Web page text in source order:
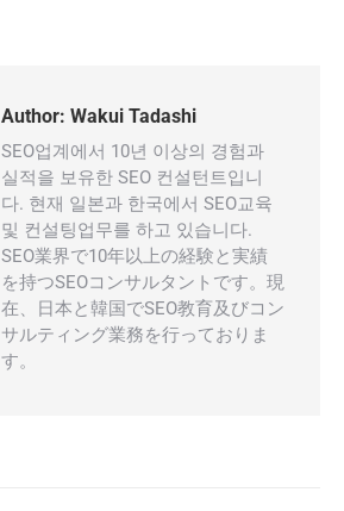
Author: Wakui Tadashi
SEO업계에서 10년 이상의 경험과
실적을 보유한 SEO 컨설턴트입니
다. 현재 일본과 한국에서 SEO교육
및 컨설팅업무를 하고 있습니다.
SEO業界で10年以上の経験と実績
を持つSEOコンサルタントです。現
在、日本と韓国でSEO教育及びコン
サルティング業務を行っておりま
す。